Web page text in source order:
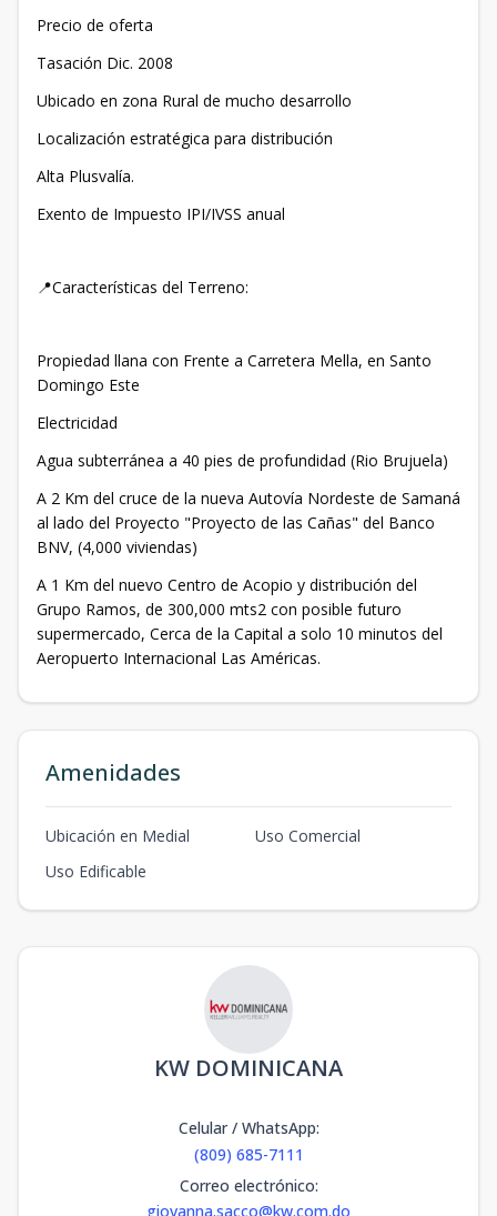
Precio de oferta
Tasación Dic. 2008
Ubicado en zona Rural de mucho desarrollo
Localización estratégica para distribución
Alta Plusvalía.
Exento de Impuesto IPI/IVSS anual
📍Características del Terreno:
Propiedad llana con Frente a Carretera Mella, en Santo
Domingo Este
Electricidad
Agua subterránea a 40 pies de profundidad (Rio Brujuela)
A 2 Km del cruce de la nueva Autovía Nordeste de Samaná
al lado del Proyecto "Proyecto de las Cañas" del Banco
BNV, (4,000 viviendas)
A 1 Km del nuevo Centro de Acopio y distribución del
Grupo Ramos, de 300,000 mts2 con posible futuro
supermercado, Cerca de la Capital a solo 10 minutos del
Aeropuerto Internacional Las Américas.
Amenidades
Ubicación en Medial
Uso Comercial
Uso Edificable
KW DOMINICANA
Celular / WhatsApp:
(809) 685-7111
Correo electrónico:
giovanna.sacco@kw.com.do